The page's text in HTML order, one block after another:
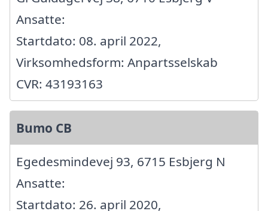
Ansatte:
Startdato: 08. april 2022,
Virksomhedsform: Anpartsselskab
CVR: 43193163
Bumo CB
Egedesmindevej 93, 6715 Esbjerg N
Ansatte:
Startdato: 26. april 2020,